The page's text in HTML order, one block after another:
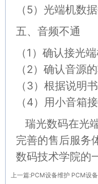
（5）光端机数
五、音频不通
（1）确认接光
（2）确认音源
（3）根据说明
（4）用小音箱
瑞光数码在光
完善的售后服务
数码技术学院的
上一篇:PCM设备维护 PCM设